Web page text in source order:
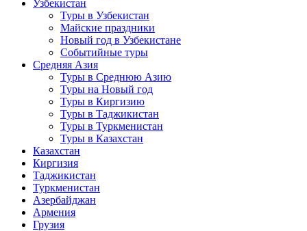
Узбекистан
Туры в Узбекистан
Майские праздники
Новый год в Узбекистане
Событийные туры
Средняя Азия
Туры в Среднюю Азию
Туры на Новый год
Туры в Киргизию
Туры в Таджикистан
Туры в Туркменистан
Туры в Казахстан
Казахстан
Киргизия
Таджикистан
Туркменистан
Азербайджан
Армения
Грузия